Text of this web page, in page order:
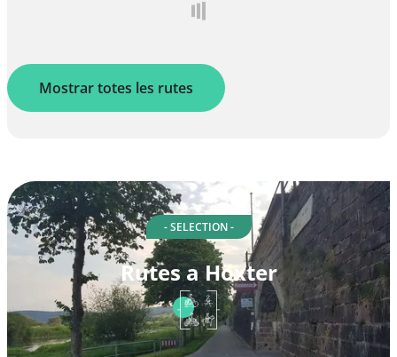
Mostrar totes les rutes
- SELECTION -
Rutes a Höxter